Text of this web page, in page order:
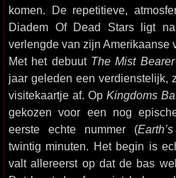
komen. De repetitieve,
Diadem Of Dead Stars ligt
verlengde van zijn Amerikaanse
Met het debuut The Mist Bearer
jaar geleden een verdienstelijk,
visitekaartje af. Op Kingdoms
gekozen voor een nog
eerste echte nummer (
twintig minuten. Het begin is
valt allereerst op dat de bas